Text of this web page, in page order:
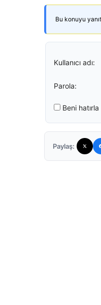
Bu konuyu
Kullanıcı adı:
Parola:
Beni hatırla
Paylaş: